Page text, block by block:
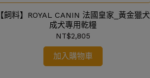
【飼料】ROYAL CANIN 法國皇家_黃金獵犬
成犬專用乾糧
NT$2,805
加入購物車